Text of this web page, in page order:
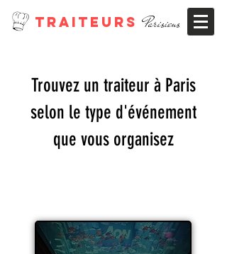
TRAITEURSParisiens
Trouvez un traiteur à Paris
selon le type d'événement
que vous organisez